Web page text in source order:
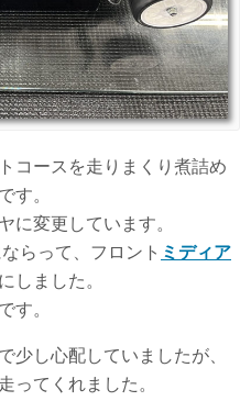
コースを走りまくり煮詰め
す。
に変更しています。
らって、フロント ミディア
しました。
です。
少し心配していましたが、
ってくれました。